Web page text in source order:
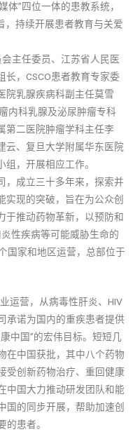
体”四位一体的患教系统，
，持续开展患者教育与关爱
主任委员、江苏省人民医
长，CSCO患者教育专家委
院乳腺疾病科副主任莫雪
内科乳腺及泌尿肿瘤专科
第二医院肿瘤学科主任李
云、复旦大学附属华东医院
，开展相应工作。
，成立三十多年来，探索并
实现的突破，旨在为公众创
于推动药物革新，以预防和
性疾病等可能威胁生命的
国家和地区运营，总部位于
运营，从病毒性肝炎、HIV
承诺为国内的重疾患者提供
中国”的宏伟目标。短短几
在中国获批，其中八个药物
受创新药物治疗、重回健康
中国大力推动研发团队和能
国的同步开展，帮助加速创
患者。